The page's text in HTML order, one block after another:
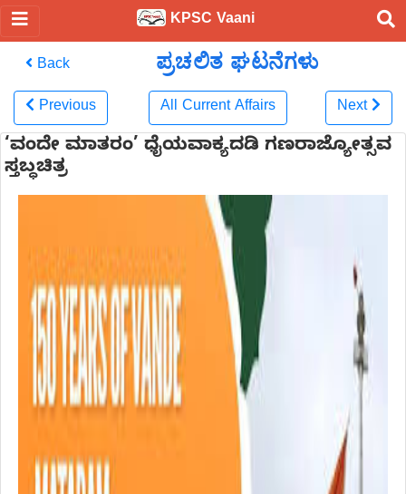
KPSC Vaani
Back ಪ್ರಚಲಿತ ಘಟನೆಗಳು
Previous All Current Affairs Next
‘ವಂದೇ ಮಾತರಂ’ ಧೈಯವಾಕ್ಯದಡಿ ಗಣರಾಜ್ಯೋತ್ಸವ
ಸ್ತಬ್ಧಚಿತ್ರ